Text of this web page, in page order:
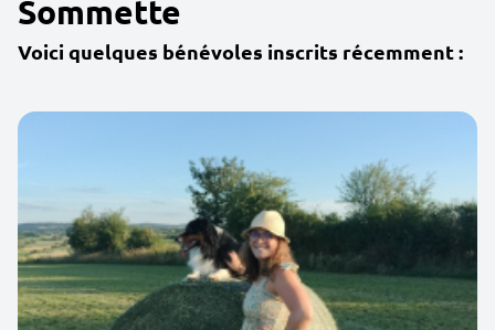
Sommette
Voici quelques bénévoles inscrits récemment :